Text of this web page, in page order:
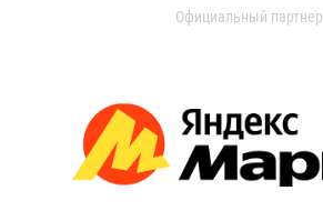
Официальный партнер